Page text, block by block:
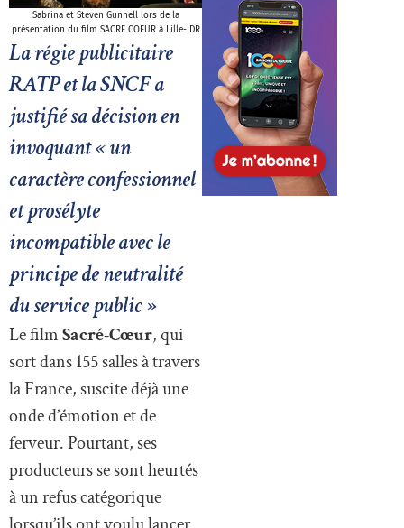
Sabrina et Steven Gunnell lors de la
présentation du film SACRE COEUR à Lille- DR
La régie publicitaire
RATP et la SNCF a
justifié sa décision en
invoquant « un
caractère confessionnel
et prosélyte
incompatible avec le
principe de neutralité
du service public »
Le filmSacré-Cœur, qui
sort dans 155 salles à travers
la France, suscite déjà une
onde d’émotion et de
ferveur. Pourtant, ses
producteurs se sont heurtés
à un refus catégorique